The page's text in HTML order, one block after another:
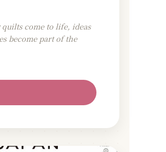
come to life, ideas
become part of the